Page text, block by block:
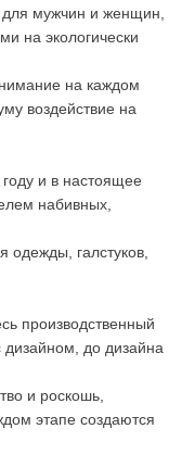
для мужчин и женщин,
на экологически
на каждом
воздействие на
и в настоящее
набивных,
одежды, галстуков,
производственный
дизайном, до дизайна
и роскошь,
этапе создаются